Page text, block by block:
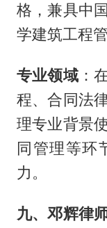
格，兼具中
学建筑工程
专业领域：
程、合同法
理专业背景
同管理等环
力。
九、邓辉律